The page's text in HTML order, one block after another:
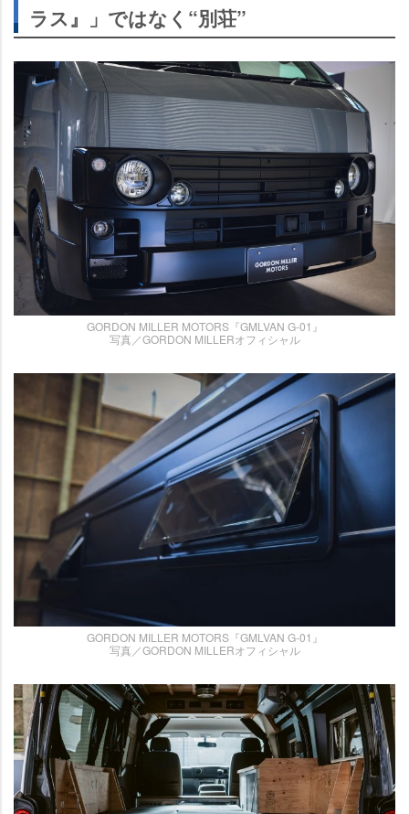
ラス』」ではなく“別荘”
GORDON MILLER MOTORS『GMLVAN G-01』
写真／GORDON MILLERオフィシャル
GORDON MILLER MOTORS『GMLVAN G-01』
写真／GORDON MILLERオフィシャル